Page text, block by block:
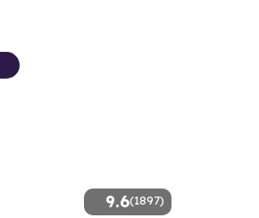
9.6(1897)